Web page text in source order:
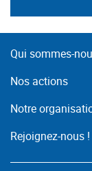
Qui sommes-
Nos actions
Notre
Rejoignez-nous !